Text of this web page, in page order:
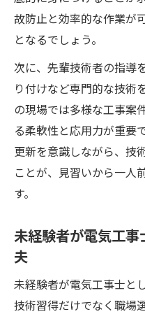
故防止と効率的な作業が
となるでしょう。
次に、先輩技術者の指導
り付けなど専門的な技術
の現場では多様な工事案
る柔軟性と応用力が重要
更新を意識しながら、技
ことが、見習いから一人
す。
未経験者が電気工
夫
未経験者が電気工事士と
技術習得だけでなく職場